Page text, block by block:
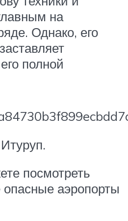
на
Однако, его
полной
посмотреть
аэропорты